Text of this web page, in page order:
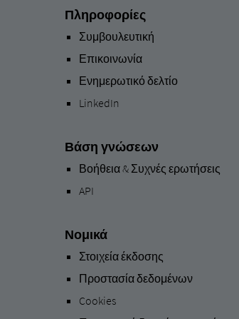
Πληροφορίες
Συμβουλευτική
Επικοινωνία
Ενημερωτικό δελτίο
LinkedIn
Βάση γνώσεων
Βοήθεια & Συχνές ερωτήσεις
API
Νομικά
Στοιχεία έκδοσης
Προστασία δεδομένων
Cookies